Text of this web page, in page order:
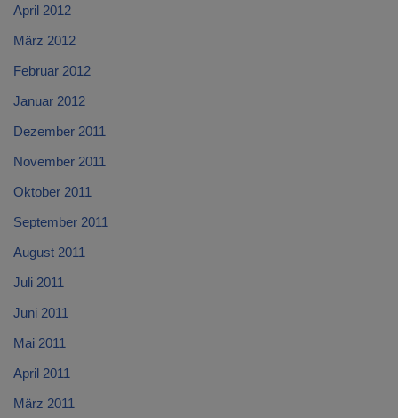
April 2012
März 2012
Februar 2012
Januar 2012
Dezember 2011
November 2011
Oktober 2011
September 2011
August 2011
Juli 2011
Juni 2011
Mai 2011
April 2011
März 2011